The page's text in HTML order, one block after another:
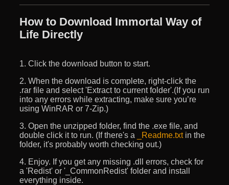
How to Download Immortal Way of
Life Directly
1. Click the download button to start.
2. When the download is complete, right-click the
.rar file and select 'Extract to current folder'.(If you run
into any errors while extracting, make sure you’re
using WinRAR or 7-Zip.)
3. Open the unzipped folder, find the .exe file, and
double click it to run. (If there's a
_Readme.txtin the
folder, it's probably worth checking out.)
4. Enjoy. If you get any missing .dll errors, check for
a 'Redist' or '_CommonRedist' folder and install
everything inside.